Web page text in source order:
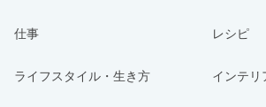
仕事 レシピ
ライフスタイル・生き方 インテリ